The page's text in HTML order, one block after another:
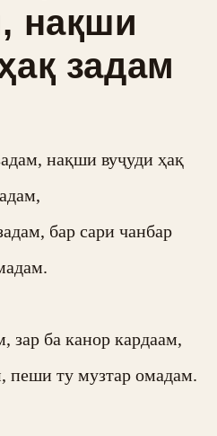
нақши
задам
нақши вуҷуди ҳақ
бар сари чанбар
зар ба канор кардаам,
пеши ту музтар омадам.